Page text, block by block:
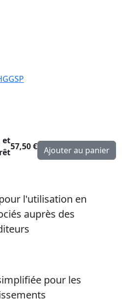
et
57,50 €
l'utilisation en
auprès des
pour les